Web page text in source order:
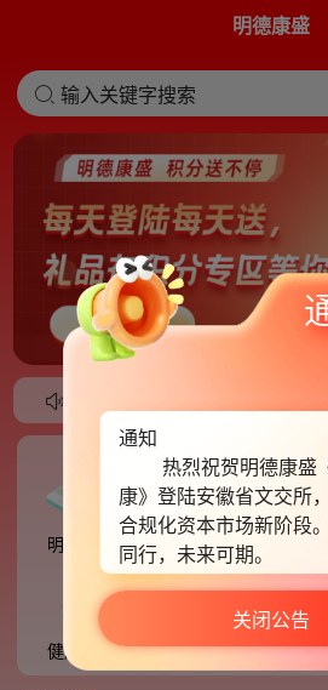
明德康盛
输入关键字搜索

隆重上线！
明德畅聊 健康档案
健康产品 健康科技
最新版本：
通知
热烈祝贺明德康盛
康》登陆安徽省文交所
合规化资本市场新阶段
同行，未来可期。
咨询热线：0551-
明
关闭公告